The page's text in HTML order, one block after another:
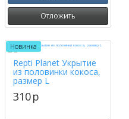
Отложить
Новинка
Repti Planet Укрытие
из половинки кокоса,
размер L
310p